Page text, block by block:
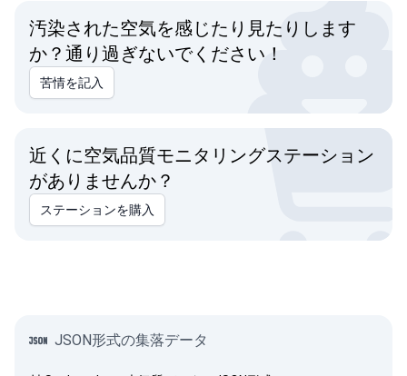
汚染された空気を感じたり見たりします
か？通り過ぎないでください！
苦情を記入
近くに空気品質モニタリングステーション
がありませんか？
ステーションを購入
JSON形式の集落データ